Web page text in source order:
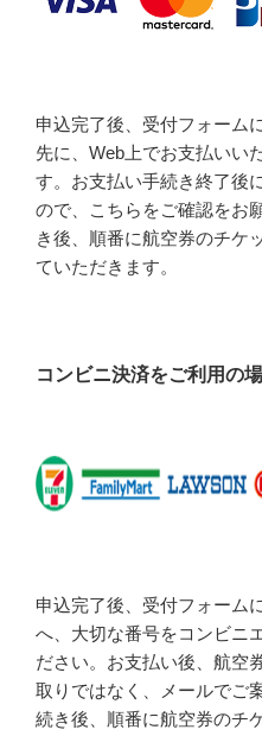
申込完了後、受付フォーム
先に、Web上でお支払いい
す。お支払い手続き終了後
ので、こちらをご確認をお
き後、順番に航空券のチケ
ていただきます。
コンビニ決済をご利用の
申込完了後、受付フォーム
へ、大切な番号をコンビニ
ださい。お支払い後、航空
取りではなく、メールでご
続き後、順番に航空券のチ